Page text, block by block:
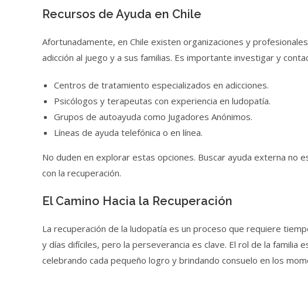
Recursos de Ayuda en Chile
Afortunadamente, en Chile existen organizaciones y
adicción al juego y a sus familias. Es importante investigar y
Centros de tratamiento especializados en adicciones.
Psicólogos y terapeutas con experiencia en ludopatía.
Grupos de autoayuda como Jugadores Anónimos.
Líneas de ayuda telefónica o en línea.
No duden en explorar estas opciones. Buscar ayuda externa no
con la recuperación.
El Camino Hacia la Recuperación
La recuperación de la ludopatía es un proceso que requiere
y días difíciles, pero la perseverancia es clave. El rol de la familia
celebrando cada pequeño logro y brindando consuelo en los